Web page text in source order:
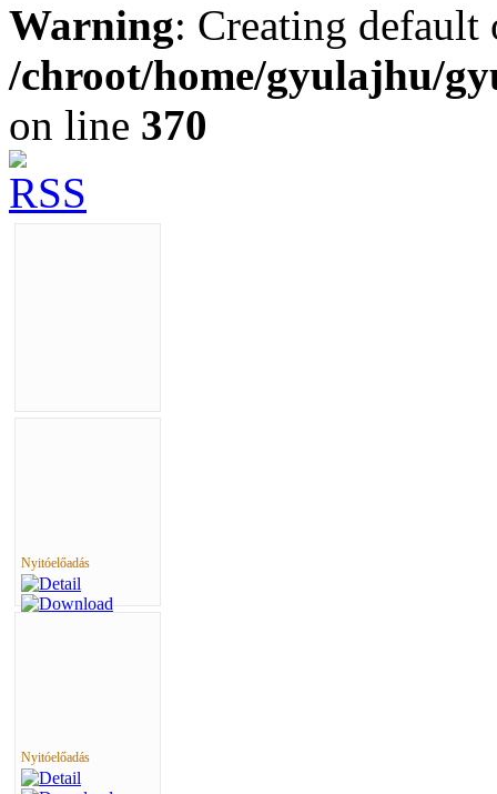
Warning: Creating
/chroot/home/gyulajhu/
on line 370
Nyitóelőadás
Nyitóelőadás